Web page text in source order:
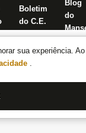
sua experiência.
.
Boletim
do C.E.
Blog
do